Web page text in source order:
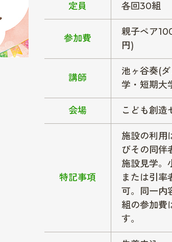
定員 各回30組
参加費
親子ペア
円)
講師
池ヶ谷奏(
学・短期大
会場 こども創
特記事項
施設の利用
びその同伴
施設見学。
または引
可。同一内
組の参加費
す。